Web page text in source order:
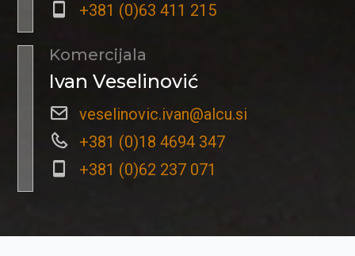
+381 (0)63 411 215
Komercijala
Ivan Veselinović
veselinovic.ivan@alcu.si
+381 (0)18 4694 347
+381 (0)62 237 071